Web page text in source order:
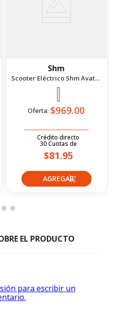
Shm
Scooter Eléctrico Shm Avatar
1200 Rojo
Oferta: $969.00
Crédito directo
30Cuotas de
$81.95
para escribir un